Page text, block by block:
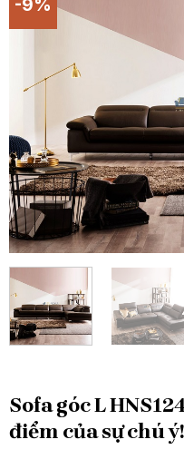
-9%
Sofa góc L
điểm của sự chú ý!